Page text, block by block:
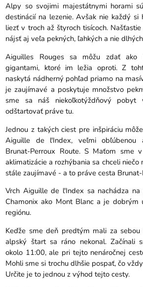
Alpy so svojimi majestátnymi horami
destinácií na lezenie. Avšak nie každý si
liezť v troch až štyroch tisícoch.
nájsť aj veľa pekných, ľahkých a nie
Aiguilles Rouges sa môžu zdať
gigantami, ktoré im ležia oproti. Z
naskytá nádherný pohľad priamo na
je zaujímavé a poskytuje množstvo
sme sa náš niekoľkotýždňový pobyt
odštartovať práve tu.
Jednou z takých ciest pre inšpiráciu
Aiguille de l'Index, veľmi obľúbenou
Brunat-Perroux Route. S Maťom sme
aklimatizácie a rozhýbania sa chceli niečo
stále zaujímavé - a to práve cesta
Vrch Aiguille de l'Index sa nachádza
Chamonix ako Mont Blanc a je dobrým
regiónu.
Keďže sme deň predtým mali za sebou
alpský štart sa ráno nekonal. Začínali
okolo 11:00, ale pri tejto nenáročnej
Mohli sme si trochu dlhšie pospať, čo
Určite je to jednou z výhod tejto cesty.